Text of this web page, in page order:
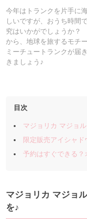
今年はトランクを片手に
しいですが、おうち時間
究はいかがでしょうか？
から、地球を旅するモチ
ミーチュートランクが届
きましょう♪
目次
マジョリカ マジョ
限定販売アイシャド
予約はすぐできる？
マジョリカ マジョ
を♪